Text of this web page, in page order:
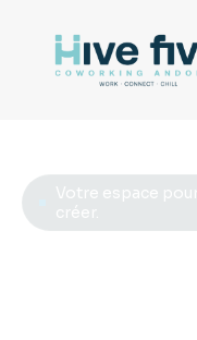
Votre espace pour
créer.